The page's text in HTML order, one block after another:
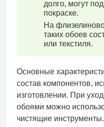
долго, могут
покраске.
На
таких обоев
или текстиля.
Основные
состав компонентов,
изготовлении. При
обоями можно
чистящие инструменты.